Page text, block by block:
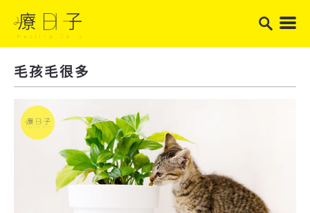
毛孩毛很多